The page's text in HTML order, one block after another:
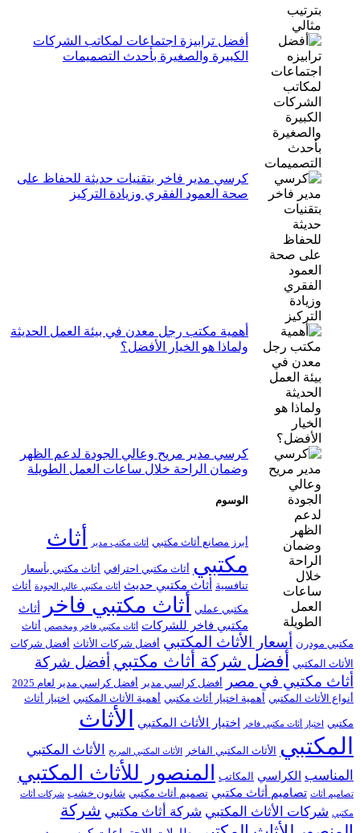
أفضل ترابيزة اجتماعات لمكاتب الشركات
الكبيرة والصغيرة بأحدث التصميمات
كرسي مدير فاخر بتقنيات حديثة للحفاظ على
صحة العمود الفقري وزيادة التركيز
أهمية مكتب رجل معدن في بيئة العمل الحديثة
ولماذا هو الخيار الأفضل؟
كرسي مدير مريح وعالي الجودة لدعم الظهر
وضمان الراحة خلال ساعات العمل الطويلة
الوسوم
أبرز مصانع أثاث مكتبي أثاث مكتب مدير
أثاث
مكتبي أثاث مكتبي احترافي أثاث مكتبي بأسعار
تنافسية أثاث مكتبي حديث أثاث مكتبي عالي الجودة أثاث
مكتبي عملي
أثاث مكتبي فاخر
أثاث
مكتبي فاخر للشركات
أثاث مكتبي فاخر ومخصص أثاث
مكتبي مودرن
أسعار الأثاث المكتبي أفضل شركات الأثاث أفضل شركات
الأثاث المكتبي أفضل شركة أثاث مكتبي أفضل شركة
أثاث مكتبي في مصر
أفضل كراسي مدير أفضل كراسي مدير لعام 2025
أنواع الأثاث المكتبي أهمية اختيار أثاث مكتبي أهمية الأثاث المكتبي اختيار أثاث
مكتبي اختيار أثاث مكتبي فاخر اختيار الأثاث المكتبي
الأثاث
المكتبي الأثاث المكتبي الفاخر الأثاث المكتبي المريح
الأثاث المكتبي
المناسب
الكراسي المكاتب المنصور للأثاث المكتبي
تصاميم أثاث تصاميم أثاث مكتبي تصميم أثاث مكتبي شانون خشب شركات أثاث
مكتبي شركات الأثاث المكتبي شركة أثاث مكتبي شركة